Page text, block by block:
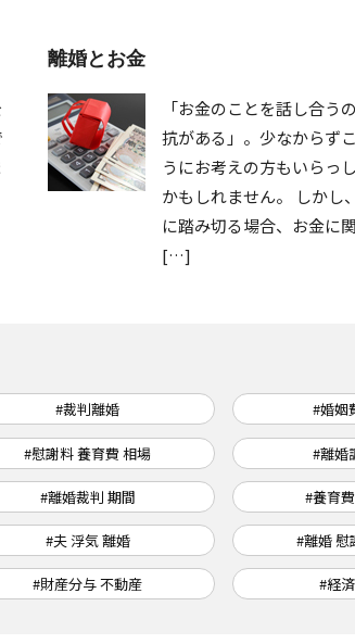
離婚とお金
「お金のことを話し合う
抗がある」。少なからず
うにお考えの方もいらっ
かもしれません。 しかし
に踏み切る場合、お金に
[…]
#裁判離婚 #婚姻
#慰謝料 養育費 相場 #離婚
#離婚裁判 期間 #養育
#夫 浮気 離婚 #離婚 慰
#財産分与 不動産 #経